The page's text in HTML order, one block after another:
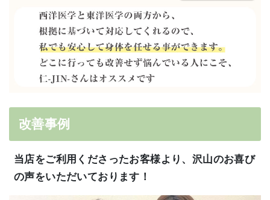
改善事例
当店をご利用くださったお客様より、沢山のお喜び
の声をいただいております！